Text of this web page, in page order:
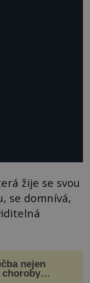
žije se svou
se domnívá,
nejen
choroby